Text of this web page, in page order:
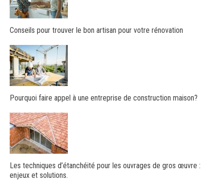
Conseils pour trouver le bon artisan pour votre rénovation
Pourquoi faire appel à une entreprise de construction maison?
Les techniques d’étanchéité pour les ouvrages de gros œuvre :
enjeux et solutions.